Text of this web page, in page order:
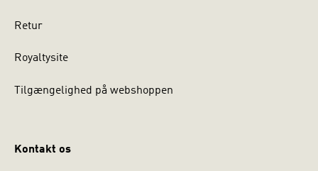
Retur
Royaltysite
Tilgængelighed på webshoppen
Kontakt os